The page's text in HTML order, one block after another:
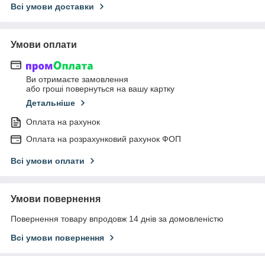
Всі умови доставки
Умови оплати
Ви отримаєте замовлення
або гроші повернуться на вашу картку
Детальніше
Оплата на рахунок
Оплата на розрахунковий рахунок ФОП
Всі умови оплати
Умови повернення
Повернення товару впродовж 14 днів за домовленістю
Всі умови повернення